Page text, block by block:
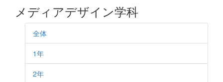
メディアデザイン学科
全体
1年
2年